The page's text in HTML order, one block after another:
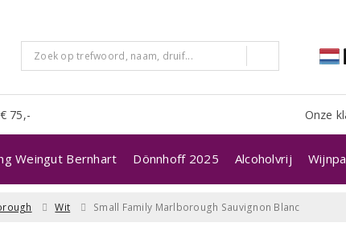
75,- Onze
Weingut Bernhart Dönnhoff 2025 Alcoholvrij
Wit Small Family Marlborough Sauvignon Blanc